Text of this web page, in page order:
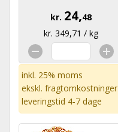
kr. 24,48
kr. 349,71 / kg
inkl. 25% moms
ekskl. fragtomkostninger
leveringstid 4-7 dage